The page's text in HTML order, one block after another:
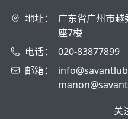
地址：
广东省广州市
座7楼
电话：
020-83877899
邮箱：
关